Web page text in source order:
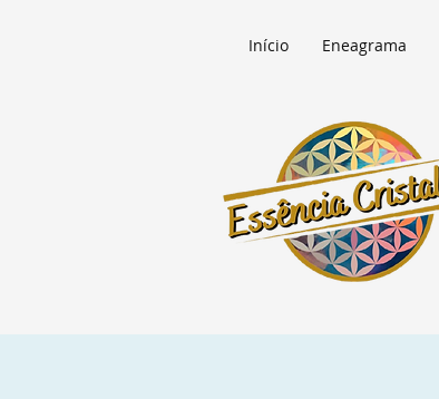
Início Eneagrama